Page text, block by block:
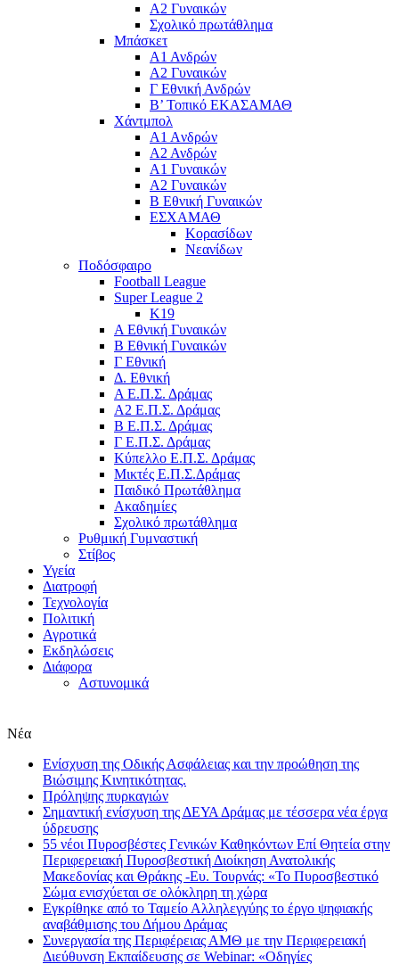
Α2 Γυναικών
Σχολικό πρωτάθλημα
Μπάσκετ
Α1 Ανδρών
Α2 Γυναικών
Γ Εθνική Ανδρών
Β’ Τοπικό ΕΚΑΣΑΜΑΘ
Χάντμπολ
A1 Aνδρών
Α2 Ανδρών
Α1 Γυναικών
Α2 Γυναικών
Β Εθνική Γυναικών
ΕΣΧΑΜΑΘ
Κορασίδων
Νεανίδων
Ποδόσφαιρο
Football League
Super League 2
Κ19
A Εθνική Γυναικών
Β Εθνική Γυναικών
Γ Εθνική
Δ. Εθνική
Α Ε.Π.Σ. Δράμας
Α2 Ε.Π.Σ. Δράμας
Β Ε.Π.Σ. Δράμας
Γ Ε.Π.Σ. Δράμας
Κύπελλο Ε.Π.Σ. Δράμας
Μικτές Ε.Π.Σ.Δράμας
Παιδικό Πρωτάθλημα
Ακαδημίες
Σχολικό πρωτάθλημα
Ρυθμική Γυμναστική
Στίβος
Υγεία
Διατροφή
Τεχνολογία
Πολιτική
Αγροτικά
Εκδηλώσεις
Διάφορα
Αστυνομικά
Νέα
Eνίσχυση της Οδικής Ασφάλειας και την προώθηση της
Βιώσιμης Κινητικότητας.
Πρόληψης πυρκαγιών
Σημαντική ενίσχυση της ΔΕΥΑ Δράμας με τέσσερα νέα έργα
ύδρευσης
55 νέοι Πυροσβέστες Γενικών Καθηκόντων Επί Θητεία στην
Περιφερειακή Πυροσβεστική Διοίκηση Ανατολικής
Μακεδονίας και Θράκης -Ευ. Τουρνάς: «Το Πυροσβεστικό
Σώμα ενισχύεται σε ολόκληρη τη χώρα
Εγκρίθηκε από το Ταμείο Αλληλεγγύης το έργο ψηφιακής
αναβάθμισης του Δήμου Δράμας
Συνεργασία της Περιφέρειας ΑΜΘ με την Περιφερειακή
Διεύθυνση Εκπαίδευσης σε Webinar: «Οδηγίες